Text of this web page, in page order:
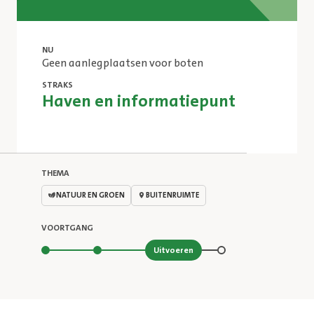
NU
Geen aanlegplaatsen voor boten
STRAKS
Haven en informatiepunt
THEMA
NATUUR EN GROEN BUITENRUIMTE
VOORTGANG
Stap 3 van 4
Uitvoeren